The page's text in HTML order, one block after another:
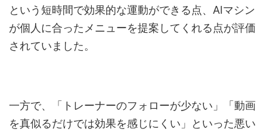
という短時間で効果的な運動ができる点、AIマシン
が個人に合ったメニューを提案してくれる点が評価
されていました。
一方で、「トレーナーのフォローが少ない」「動画
を真似るだけでは効果を感じにくい」といった悪い